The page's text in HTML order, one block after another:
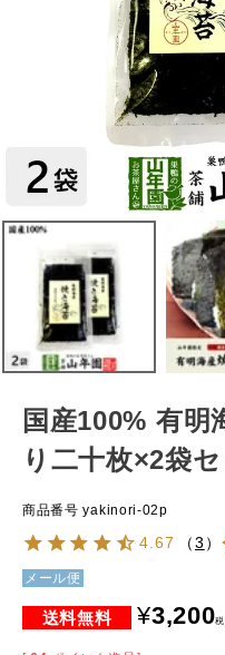
国産100% 有明
り二十枚×2袋セ
商品番号 yakinori-02p
4.67 （3 ）
メール便
¥3,200